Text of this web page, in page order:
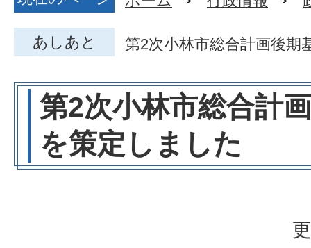
あしあと 第2次小林市総合計画後期
第2次小林市総合計
を策定しました